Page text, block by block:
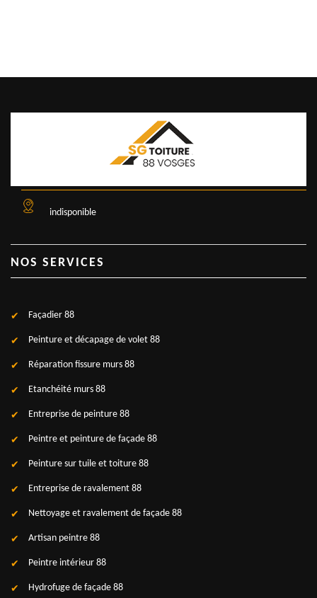
indisponible
NOS SERVICES
Façadier 88
Peinture et décapage de volet 88
Réparation fissure murs 88
Etanchéité murs 88
Entreprise de peinture 88
Peintre et peinture de façade 88
Peinture sur tuile et toiture 88
Entreprise de ravalement 88
Nettoyage et ravalement de façade 88
Artisan peintre 88
Peintre intérieur 88
Hydrofuge de façade 88